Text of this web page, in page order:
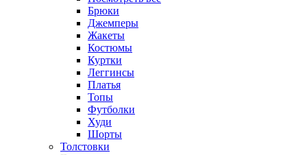
Брюки
Джемперы
Жакеты
Костюмы
Куртки
Леггинсы
Платья
Топы
Футболки
Худи
Шорты
Толстовки